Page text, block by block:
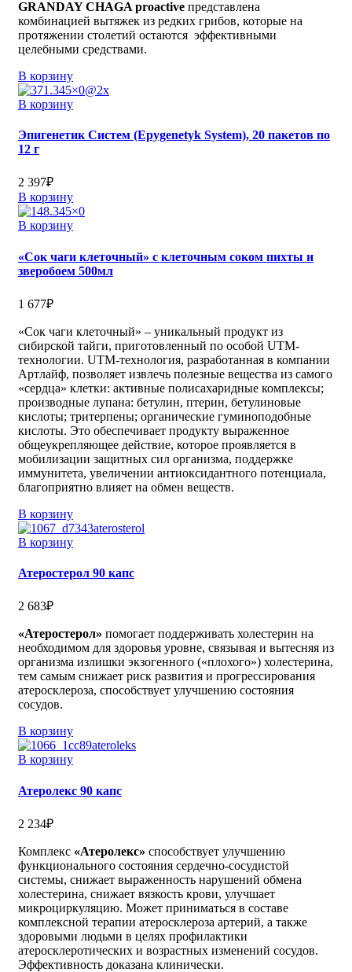
GRANDAY CHAGA proactive представлена
комбинацией вытяжек из редких грибов, которые на
протяжении столетий остаются эффективными
целебными средствами.
В корзину
В корзину
Эпигенетик Cистем (Epygenetyk System), 20 пакетов по
12 г
2 397₽
В корзину
В корзину
«Сок чаги клеточный» с клеточным соком пихты и
зверобоем 500мл
1 677₽
«Сок чаги клеточный» – уникальный продукт из
сибирской тайги, приготовленный по особой UTM-
технологии. UTM-технология, разработанная в компании
Артлайф, позволяет извлечь полезные вещества из самого
«сердца» клетки: активные полисахаридные комплексы;
производные лупана: бетулин, птерин, бетулиновые
кислоты; тритерпены; органические гуминоподобные
кислоты. Это обеспечивает продукту выраженное
общеукрепляющее действие, которое проявляется в
мобилизации защитных сил организма, поддержке
иммунитета, увеличении антиоксидантного потенциала,
благоприятно влияет на обмен веществ.
В корзину
В корзину
Атеростерол 90 капс
2 683₽
«Атеростерол» помогает поддерживать холестерин на
необходимом для здоровья уровне, связывая и вытесняя из
организма излишки экзогенного («плохого») холестерина,
тем самым снижает риск развития и прогрессирования
атеросклероза, способствует улучшению состояния
сосудов.
В корзину
В корзину
Атеролекс 90 капс
2 234₽
Комплекс «Атеролекс» способствует улучшению
функционального состояния сердечно-сосудистой
системы, снижает выраженность нарушений обмена
холестерина, снижает вязкость крови, улучшает
микроциркуляцию. Может приниматься в составе
комплексной терапии атеросклероза артерий, а также
здоровыми людьми в целях профилактики
атеросклеротических и возрастных изменений сосудов.
Эффективность доказана клинически.